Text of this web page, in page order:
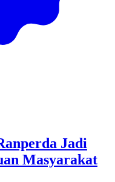
Jadi
Masyarakat